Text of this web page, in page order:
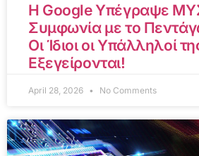
Η Google Υπέγραψε
Συμφωνία με το
Οι Ίδιοι οι Υπάλληλοί
Εξεγείρονται!
April 28, 2026 No Comments